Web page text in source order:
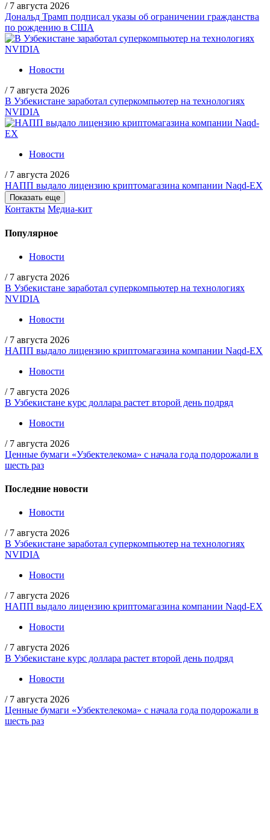
/ 7 августа 2026
Дональд Трамп подписал указы об ограничении гражданства
по рождению в США
Новости
/ 7 августа 2026
В Узбекистане заработал суперкомпьютер на технологиях
NVIDIA
Новости
/ 7 августа 2026
НАПП выдало лицензию криптомагазина компании Naqd-EX
Показать еще
Контакты Медиа-кит
Популярное
Новости
/ 7 августа 2026
В Узбекистане заработал суперкомпьютер на технологиях
NVIDIA
Новости
/ 7 августа 2026
НАПП выдало лицензию криптомагазина компании Naqd-EX
Новости
/ 7 августа 2026
В Узбекистане курс доллара растет второй день подряд
Новости
/ 7 августа 2026
Ценные бумаги «Узбектелекома» с начала года подорожали в
шесть раз
Последние новости
Новости
/ 7 августа 2026
В Узбекистане заработал суперкомпьютер на технологиях
NVIDIA
Новости
/ 7 августа 2026
НАПП выдало лицензию криптомагазина компании Naqd-EX
Новости
/ 7 августа 2026
В Узбекистане курс доллара растет второй день подряд
Новости
/ 7 августа 2026
Ценные бумаги «Узбектелекома» с начала года подорожали в
шесть раз